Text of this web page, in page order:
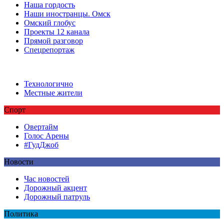
Наша гордость
Наши иностранцы. Омск
Омский глобус
Проекты 12 канала
Прямой разговор
Спецрепортаж
Технологично
Местные жители
Спорт
Овертайм
Голос Арены
#ГудДжоб
Новости
Час новостей
Дорожный акцент
Дорожный патруль
Политика